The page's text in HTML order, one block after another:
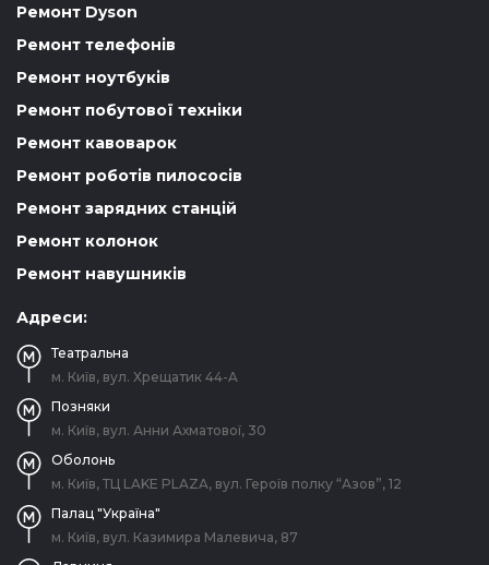
Ремонт Dyson
Ремонт телефонів
Ремонт ноутбуків
Ремонт побутової техніки
Ремонт кавоварок
Ремонт роботів пилососів
Ремонт зарядних станцій
Ремонт колонок
Ремонт навушників
Адреси:
Театральна
м. Київ, вул. Хрещатик 44-A
Позняки
м. Київ, вул. Анни Ахматової, 30
Оболонь
м. Київ, ТЦ LAKE PLAZA, вул. Героїв полку “Азов”, 12
Палац "Україна"
м. Київ, вул. Казимира Малевича, 87